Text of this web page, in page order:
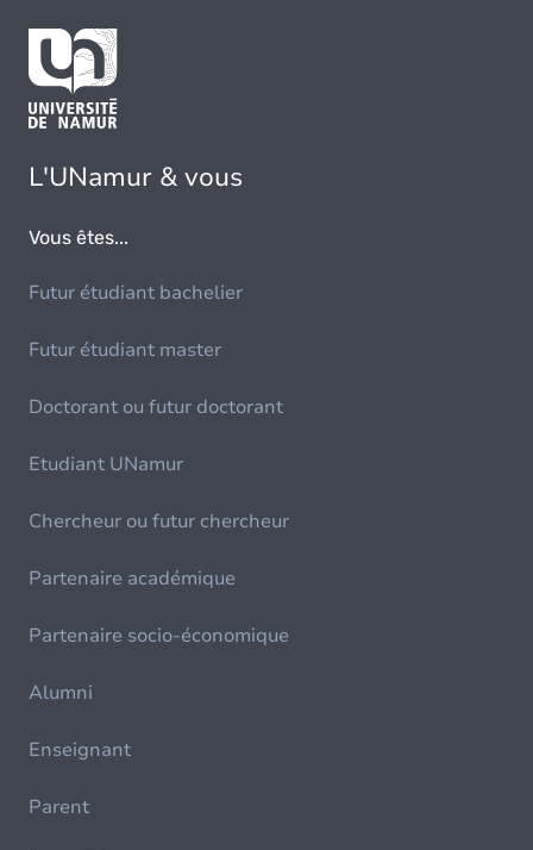
L'UNamur & vous
Vous êtes...
Futur étudiant bachelier
Futur étudiant master
Doctorant ou futur doctorant
Etudiant UNamur
Chercheur ou futur chercheur
Partenaire académique
Partenaire socio-économique
Alumni
Enseignant
Parent